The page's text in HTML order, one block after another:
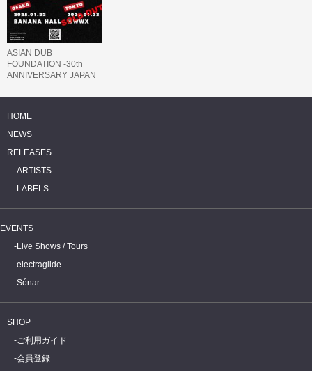
ASIAN DUB
FOUNDATION -30th
ANNIVERSARY JAPAN
HOME
NEWS
RELEASES
ARTISTS
LABELS
EVENTS
Live Shows / Tours
electraglide
Sónar
SHOP
ご利用ガイド
会員登録